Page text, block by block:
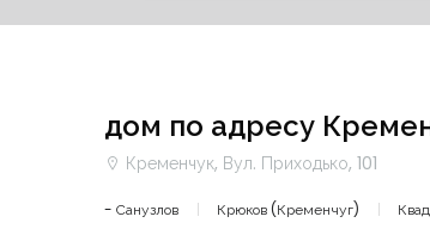
дом по адресу
Кременчук, Вул. Приходько, 101
- Санузлов Крюков (Кременчуг)